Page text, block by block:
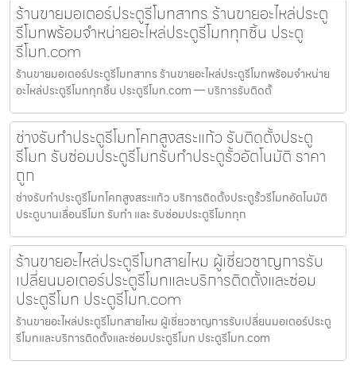
ร้านขายมอเตอร์ประตูรีโมทสาทร ร้านขายอะไหล่ประตู
รีโมทพร้อมจำหน่ายอะไหล่ประตูรีโมททุกชิ้น ประตู
รีโมท.com
ร้านขายมอเตอร์ประตูรีโมทสาทร ร้านขายอะไหล่ประตูรีโมทพร้อมจำหน่าย
อะไหล่ประตูรีโมททุกชิ้น ประตูรีโมท.com — บริการรับติดตั้
ช่างรับทำประตูรีโมทโคกสูงสระแก้ว รับติดตั้งประตู
รีโมท รับซ่อมประตูรีโมทรับทำประตูรั้วอัตโนมัติ ราคา
ถูก
ช่างรับทำประตูรีโมทโคกสูงสระแก้ว บริการติดตั้งประตูรั้วรีโมทอัตโนมัติ
ประตูบานเลื่อนรีโมท รับทำ และ รับซ่อมประตูรีโมททุก
ร้านขายอะไหล่ประตูรีโมทสายไหม ผู้เชี่ยวชาญการรับ
เปลี่ยนมอเตอร์ประตูรีโมทและบริการติดตั้งและซ่อม
ประตูรีโมท ประตูรีโมท.com
ร้านขายอะไหล่ประตูรีโมทสายไหม ผู้เชี่ยวชาญการรับเปลี่ยนมอเตอร์ประตู
รีโมทและบริการติดตั้งและซ่อมประตูรีโมท ประตูรีโมท.com